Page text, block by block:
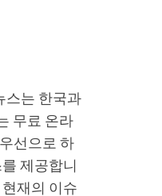
스는 한국과
무료 온라
선으로 하
제공합니
재의 이슈